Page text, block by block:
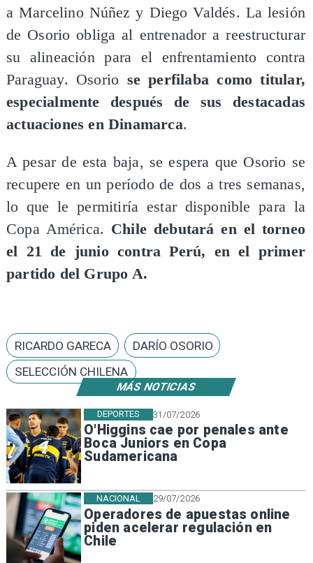
MÁS NOTICIAS
31/07/2026
O'Higgins cae por penales ante
Boca Juniors en Copa
Sudamericana
DEPORTES
29/07/2026
Operadores de apuestas online
piden acelerar regulación en
Chile
NACIONAL
a Marcelino Núñez y Diego Valdés. La lesión
de Osorio obliga al entrenador a reestructurar
su alineación para el enfrentamiento contra
Paraguay. Osorio se perfilaba como titular,
especialmente después de sus destacadas
actuaciones en Dinamarca.
A pesar de esta baja, se espera que Osorio se
recupere en un período de dos a tres semanas,
lo que le permitiría estar disponible para la
Copa América. Chile debutará en el torneo
el 21 de junio contra Perú, en el primer
partido del Grupo A.
RICARDO GARECA
DARÍO OSORIO
SELECCIÓN CHILENA